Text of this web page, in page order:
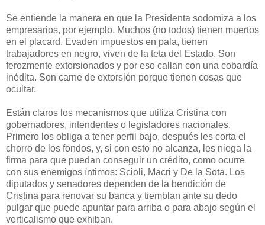
Se entiende la manera en que la Presidenta sodomiza a los
empresarios, por ejemplo. Muchos (no todos) tienen muertos
en el placard. Evaden impuestos en pala, tienen
trabajadores en negro, viven de la teta del Estado. Son
ferozmente extorsionados y por eso callan con una cobardía
inédita. Son carne de extorsión porque tienen cosas que
ocultar.
Están claros los mecanismos que utiliza Cristina con
gobernadores, intendentes o legisladores nacionales.
Primero los obliga a tener perfil bajo, después les corta el
chorro de los fondos, y, si con esto no alcanza, les niega la
firma para que puedan conseguir un crédito, como ocurre
con sus enemigos íntimos: Scioli, Macri y De la Sota. Los
diputados y senadores dependen de la bendición de
Cristina para renovar su banca y tiemblan ante su dedo
pulgar que puede apuntar para arriba o para abajo según el
verticalismo que exhiban.